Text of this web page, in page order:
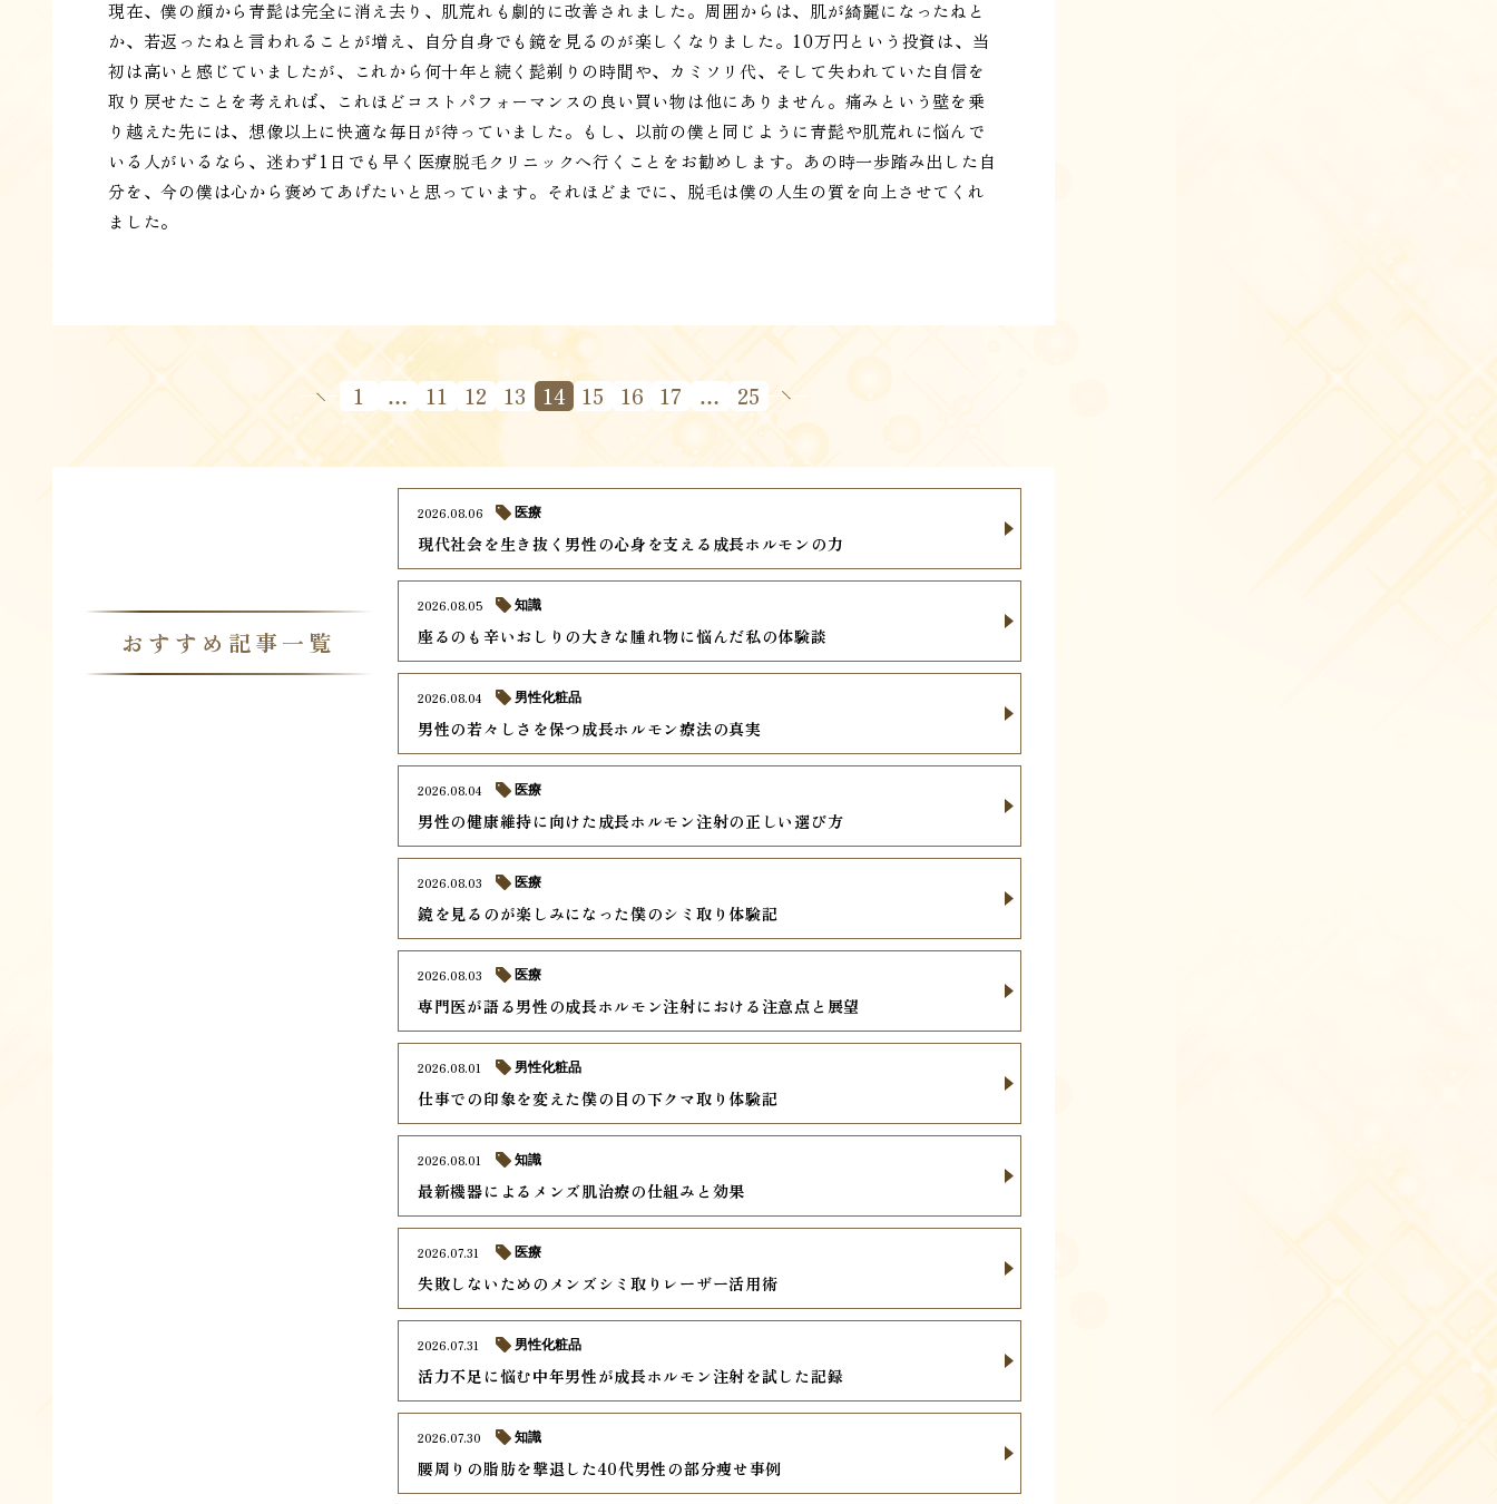
現在、僕の顔から青髭は完全に消え去り、肌荒れも劇的に改善されました。周囲からは、肌が綺麗になったねと
か、若返ったねと言われることが増え、自分自身でも鏡を見るのが楽しくなりました。10万円という投資は、当
初は高いと感じていましたが、これから何十年と続く髭剃りの時間や、カミソリ代、そして失われていた自信を
取り戻せたことを考えれば、これほどコストパフォーマンスの良い買い物は他にありません。痛みという壁を乗
り越えた先には、想像以上に快適な毎日が待っていました。もし、以前の僕と同じように青髭や肌荒れに悩んで
いる人がいるなら、迷わず1日でも早く医療脱毛クリニックへ行くことをお勧めします。あの時一歩踏み出した自
分を、今の僕は心から褒めてあげたいと思っています。それほどまでに、脱毛は僕の人生の質を向上させてくれ
ました。
1 … 11 12 13 14 15 16 17 … 25
おすすめ記事一覧
現代社会を生き抜く男性の心身を支える成長ホルモンの力
2026.08.06 医療
座るのも辛いおしりの大きな腫れ物に悩んだ私の体験談
2026.08.05 知識
男性の若々しさを保つ成長ホルモン療法の真実
2026.08.04 男性化粧品
男性の健康維持に向けた成長ホルモン注射の正しい選び方
2026.08.04 医療
鏡を見るのが楽しみになった僕のシミ取り体験記
2026.08.03 医療
専門医が語る男性の成長ホルモン注射における注意点と展望
2026.08.03 医療
仕事での印象を変えた僕の目の下クマ取り体験記
2026.08.01 男性化粧品
最新機器によるメンズ肌治療の仕組みと効果
2026.08.01 知識
失敗しないためのメンズシミ取りレーザー活用術
2026.07.31 医療
活力不足に悩む中年男性が成長ホルモン注射を試した記録
2026.07.31 男性化粧品
腰周りの脂肪を撃退した40代男性の部分痩せ事例
2026.07.30 知識